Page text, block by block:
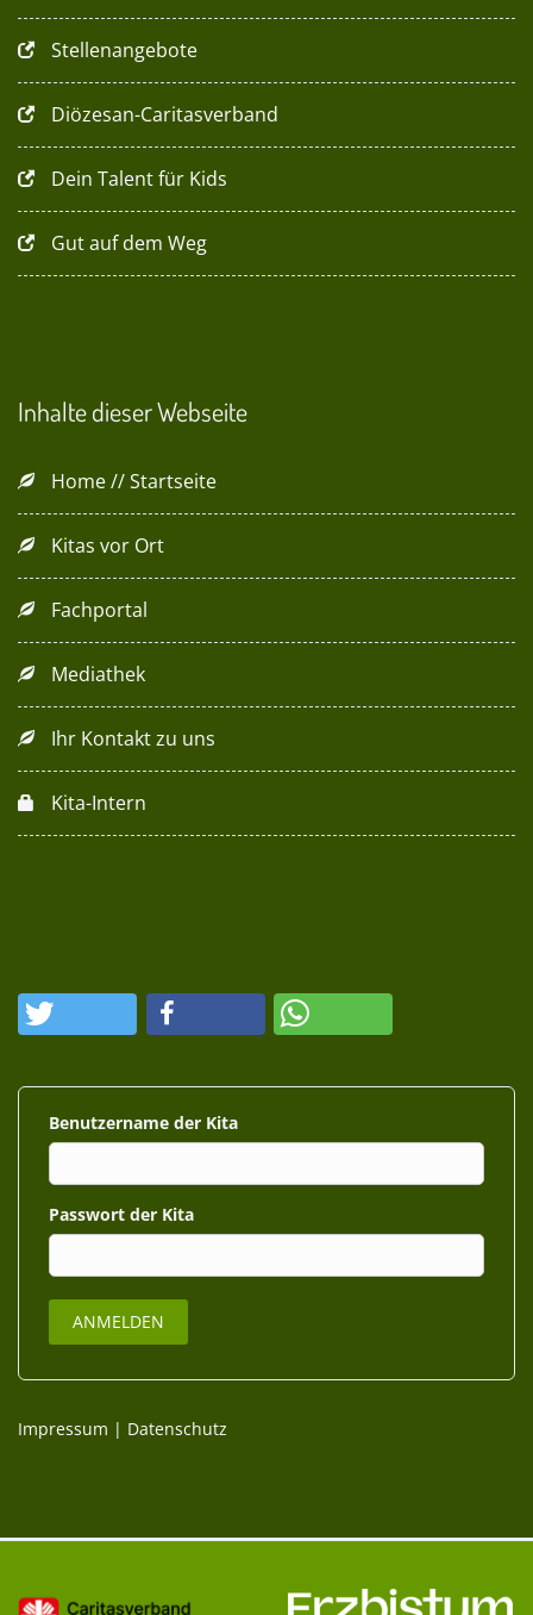
Stellenangebote
Diözesan-Caritasverband
Dein Talent für Kids
Gut auf dem Weg
Inhalte dieser Webseite
Home // Startseite
Kitas vor Ort
Fachportal
Mediathek
Ihr Kontakt zu uns
Kita-Intern
Benutzername
Passwort
Impressum | Datenschutz